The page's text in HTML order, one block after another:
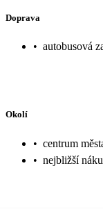
Doprava
• autobusová
Okolí
• centrum
• nejbližší